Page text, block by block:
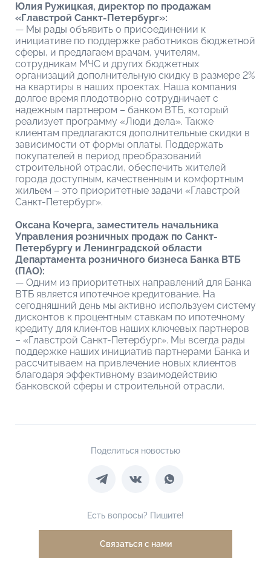
Юлия Ружицкая, директор по продажам
«Главстрой Санкт-Петербург»:
— Мы рады объявить о присоединении к
инициативе по поддержке работников бюджетной
сферы, и предлагаем врачам, учителям,
сотрудникам МЧС и других бюджетных
организаций дополнительную скидку в размере 2%
на квартиры в наших проектах. Наша компания
долгое время плодотворно сотрудничает с
надежным партнером – банком ВТБ, который
реализует программу «Люди дела». Также
клиентам предлагаются дополнительные скидки в
зависимости от формы оплаты. Поддержать
покупателей в период преобразований
строительной отрасли, обеспечить жителей
города доступным, качественным и комфортным
жильем – это приоритетные задачи «Главстрой
Санкт-Петербург».
Оксана Кочерга, заместитель начальника
Управления розничных продаж по Санкт-
Петербургу и Ленинградской области
Департамента розничного бизнеса Банка ВТБ
(ПАО):
— Одним из приоритетных направлений для Банка
ВТБ является ипотечное кредитование. На
сегодняшний день мы активно используем систему
дисконтов к процентным ставкам по ипотечному
кредиту для клиентов наших ключевых партнеров
– «Главстрой Санкт-Петербург». Мы всегда рады
поддержке наших инициатив партнерами Банка и
рассчитываем на привлечение новых клиентов
благодаря эффективному взаимодействию
банковской сферы и строительной отрасли.
Поделиться новостью
Есть вопросы? Пишите!
Связаться с нами